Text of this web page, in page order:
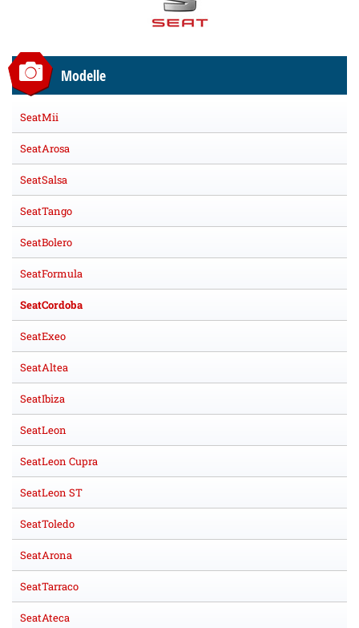
Modelle
SeatMii
SeatArosa
SeatSalsa
SeatTango
SeatBolero
SeatFormula
SeatCordoba
SeatExeo
SeatAltea
SeatIbiza
SeatLeon
SeatLeon Cupra
SeatLeon ST
SeatToledo
SeatArona
SeatTarraco
SeatAteca